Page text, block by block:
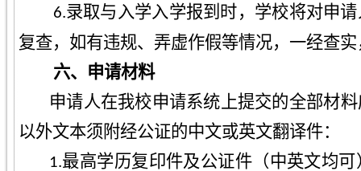
6.录取与入学入学报到时，学校将对申
复查，如有违规、弄虚作假等情况，一经查
六、 申请材料
申请人在我校申请系统上提交的全部材
以外文本须附经公证的中文或英文翻译件：
1.最高学历复印件及公证件（中英文均可